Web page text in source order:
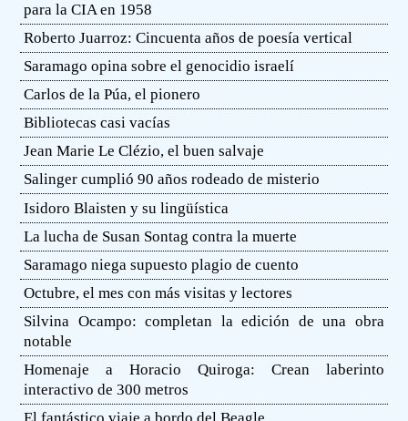
para la CIA en 1958
Roberto Juarroz: Cincuenta años de poesía vertical
Saramago opina sobre el genocidio israelí
Carlos de la Púa, el pionero
Bibliotecas casi vacías
Jean Marie Le Clézio, el buen salvaje
Salinger cumplió 90 años rodeado de misterio
Isidoro Blaisten y su lingüística
La lucha de Susan Sontag contra la muerte
Saramago niega supuesto plagio de cuento
Octubre, el mes con más visitas y lectores
Silvina Ocampo: completan la edición de una obra
notable
Homenaje a Horacio Quiroga: Crean laberinto
interactivo de 300 metros